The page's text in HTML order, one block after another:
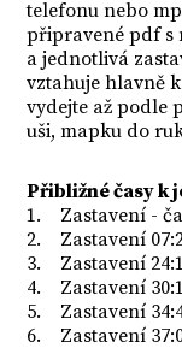
telefonu nebo
připravené pdf s
a jednotlivá
vztahuje hlavně
vydejte až podle
uši, mapku do
Přibližné časy k
1. Zastavení -
2. Zastavení
3. Zastavení
4. Zastavení
5. Zastavení
6. Zastavení